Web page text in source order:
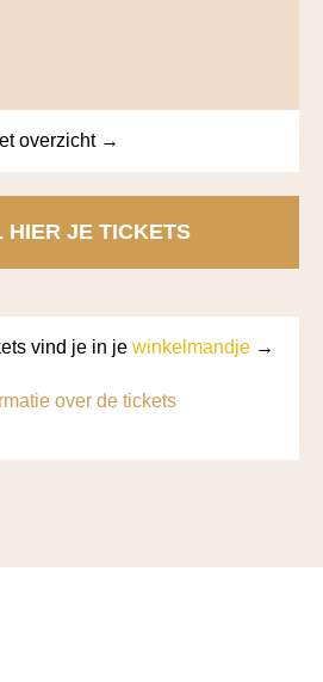
overzicht →
HIER JE TICKETS
vind je in je winkelmandje→
over de tickets